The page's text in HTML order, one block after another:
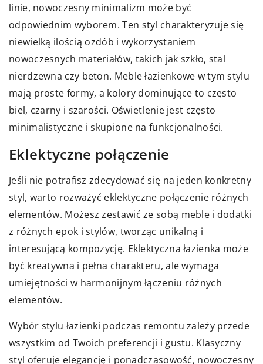
linie, nowoczesny minimalizm może być
odpowiednim wyborem. Ten styl charakteryzuje się
niewielką ilością ozdób i wykorzystaniem
nowoczesnych materiałów, takich jak szkło, stal
nierdzewna czy beton. Meble łazienkowe w tym stylu
mają proste formy, a kolory dominujące to często
biel, czarny i szarości. Oświetlenie jest często
minimalistyczne i skupione na funkcjonalności.
Eklektyczne połączenie
Jeśli nie potrafisz zdecydować się na jeden konkretny
styl, warto rozważyć eklektyczne połączenie różnych
elementów. Możesz zestawić ze sobą meble i dodatki
z różnych epok i stylów, tworząc unikalną i
interesującą kompozycję. Eklektyczna łazienka może
być kreatywna i pełna charakteru, ale wymaga
umiejętności w harmonijnym łączeniu różnych
elementów.
Wybór stylu łazienki podczas remontu zależy przede
wszystkim od Twoich preferencji i gustu. Klasyczny
styl oferuje elegancję i ponadczasowość, nowoczesny